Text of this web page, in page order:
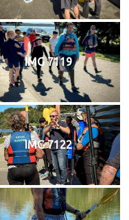
IMG 7119
IMG 7122